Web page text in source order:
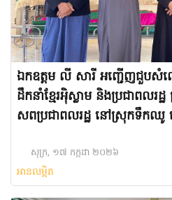
ឯកឧត្តម លី សារី​ អញ្ជើញជួប
ដឹកនាំខ្មែរអ៉ិស្លាម​ និងប្រជាពលរដ្
សព​ប្រជាពលរដ្ឋ​ នៅស្រុកទឹកឈូ​
សុក្រ, ១៧ កក្កដា ២០២៦
អានលម្អិត